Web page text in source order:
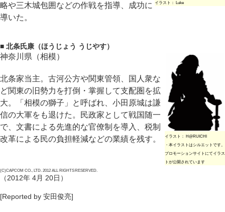
イラスト： Luke
略や三木城包囲などの作戦を指導、成功に
導いた。
■ 北条氏康（ほうじょう うじやす）
イラスト： H@RUICHI
・本イラストはシルエットです。
プロモーションサイトにてイラス
トが公開されています
神奈川県（相模）
北条家当主。古河公方や関東管領、国人衆な
ど関東の旧勢力を打倒・掌握して支配圏を拡
大。「相模の獅子」と呼ばれ、小田原城は謙
信の大軍をも退けた。民政家として戦国随一
で、文書による先進的な官僚制を導入、税制
改革による民の負担軽減などの業績を残す。
(C)CAPCOM CO., LTD. 2012 ALL RIGHTS RESERVED.
（2012年 4月 20日）
[Reported by 安田俊亮]